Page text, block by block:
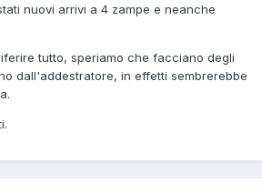
nuovi arrivi a 4 zampe e neanche
tutto, speriamo che facciano degli
dall'addestratore, in effetti sembrerebbe